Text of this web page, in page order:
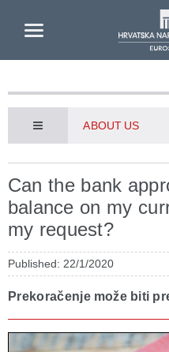
ABOUT US
Can the bank
balance on my
my request?
Published: 22/1/2020
Prekoračenje može biti